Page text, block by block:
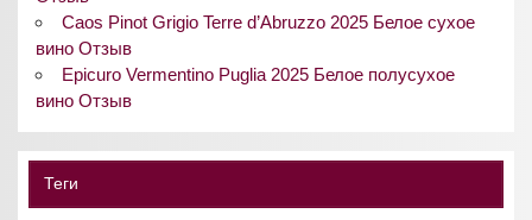
Caos Pinot Grigio Terre d’Abruzzo 2025 Белое сухое
вино Отзыв
Epicuro Vermentino Puglia 2025 Белое полусухое
вино Отзыв
Теги